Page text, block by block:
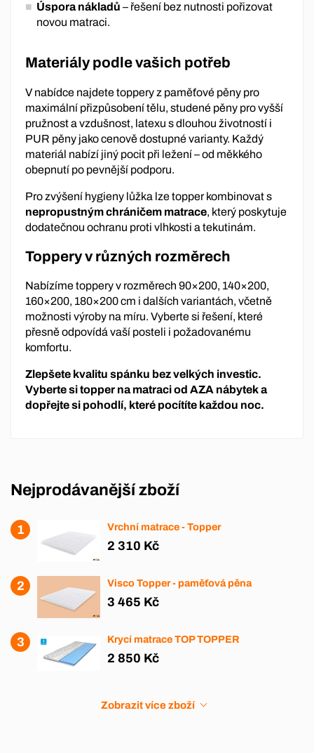
Úspora nákladů – řešení bez nutnosti pořizovat
novou matraci.
Materiály podle vašich potřeb
V nabídce najdete toppery z paměťové pěny pro
maximální přizpůsobení tělu, studené pěny pro vyšší
pružnost a vzdušnost, latexu s dlouhou životností i
PUR pěny jako cenově dostupné varianty. Každý
materiál nabízí jiný pocit při ležení – od měkkého
obepnutí po pevnější podporu.
Pro zvýšení hygieny lůžka lze topper kombinovat s
nepropustným chráničem matrace, který poskytuje
dodatečnou ochranu proti vlhkosti a tekutinám.
Toppery v různých rozměrech
Nabízíme toppery v rozměrech 90×200, 140×200,
160×200, 180×200 cm i dalších variantách, včetně
možnosti výroby na míru. Vyberte si řešení, které
přesně odpovídá vaší posteli i požadovanému
komfortu.
Zlepšete kvalitu spánku bez velkých investic.
Vyberte si topper na matraci od AZA nábytek a
dopřejte si pohodlí, které pocítíte každou noc.
Nejprodávanější zboží
Vrchní matrace - Topper
2 310 Kč
Visco Topper - paměťová pěna
3 465 Kč
Krycí matrace TOP TOPPER
2 850 Kč
Zobrazit více zboží